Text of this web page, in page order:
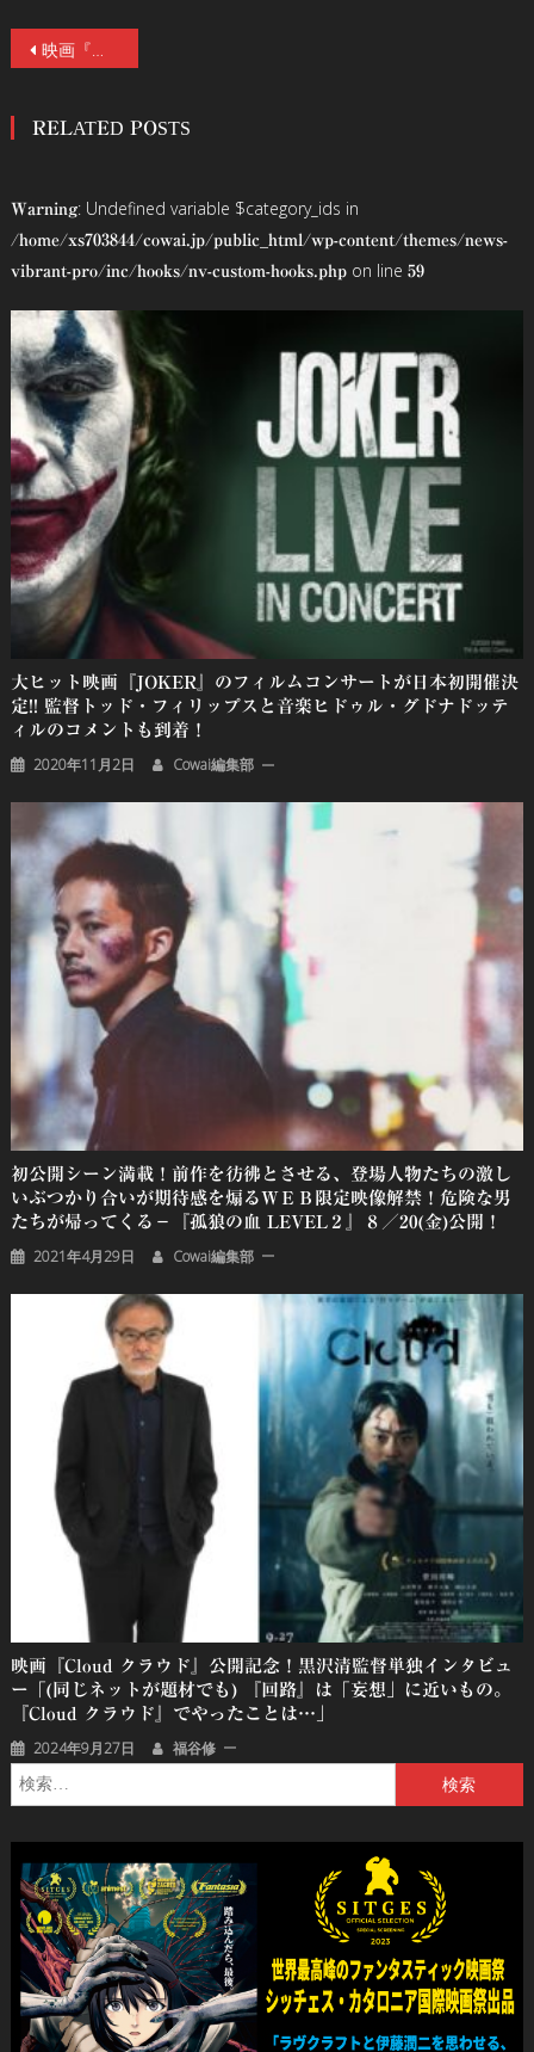
投
ナ
ゲ
ー
シ
ョ
ン
映画『真･鮫島事件』初日舞台挨拶リポート！武田玲奈、鶴見萌、清水理子（虹のコンキスタドール）、永江二朗監督が登壇！武田「新しいタイプのホラーです」、監督も「感無量」
RELATED POSTS
Warning: Undefined variable $category_ids in
/home/xs703844/cowai.jp/public_html/wp-content/themes/news-
vibrant-pro/inc/hooks/nv-custom-hooks.phpon line 59
大ヒット映画『JOKER』のフィルムコンサートが日本初開催決
定!! 監督トッド・フィリップスと音楽ヒドゥル・グドナドッテ
ィルのコメントも到着！
2020年11月2日 Cowai編集部
初公開シーン満載！前作を彷彿とさせる、登場人物たちの激し
いぶつかり合いが期待感を煽るＷＥＢ限定映像解禁！危険な男
たちが帰ってくる－『孤狼の血 LEVEL２』８／20(金)公開！
2021年4月29日 Cowai編集部
映画『Cloud クラウド』公開記念！黒沢清監督単独インタビュ
ー「(同じネットが題材でも) 『回路』は「妄想」に近いもの。
『Cloud クラウド』でやったことは…」
2024年9月27日 福谷修
索: